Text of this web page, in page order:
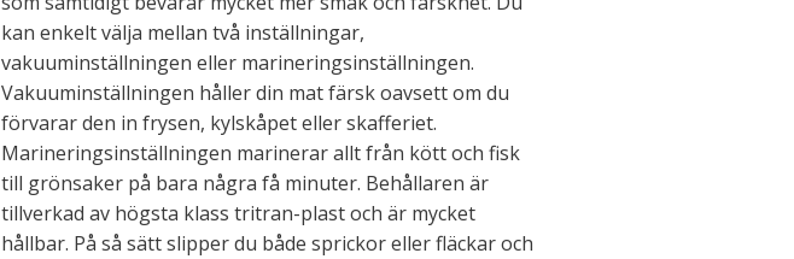
kan enkelt välja mellan två inställningar,
vakuuminställningen eller marineringsinställningen.
Vakuuminställningen håller din mat färsk oavsett om du
förvarar den in frysen, kylskåpet eller skafferiet.
Marineringsinställningen marinerar allt från kött och fisk
till grönsaker på bara några få minuter. Behållaren är
tillverkad av högsta klass tritran-plast och är mycket
hållbar. På så sätt slipper du både sprickor eller fläckar och